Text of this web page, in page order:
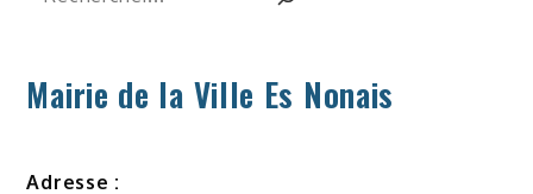
Mairie de la Ville Es Nonais
Adresse :